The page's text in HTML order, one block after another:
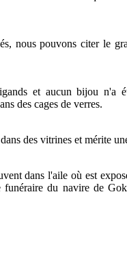
nous pouvons citer le
et aucun bijou n'a
des cages de verres.
des vitrines et mérite
dans l'aile où est
du navire de